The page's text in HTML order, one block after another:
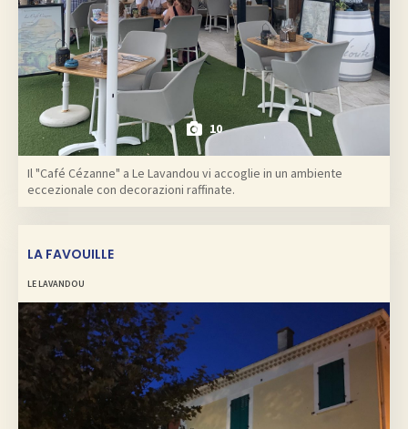
10
Il "Café Cézanne" a Le Lavandou vi accoglie in un ambiente
eccezionale con decorazioni raffinate.
LA FAVOUILLE
LE LAVANDOU